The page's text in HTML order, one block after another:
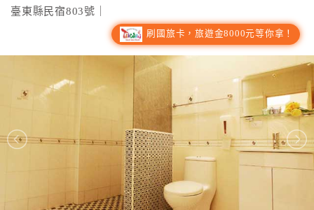
行
台
房
臺東縣民宿803號｜
刷國旅卡，旅遊金8000元等你拿！